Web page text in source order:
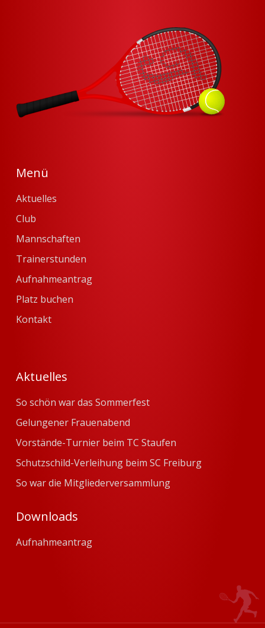
Menü
Aktuelles
Club
Mannschaften
Trainerstunden
Aufnahmeantrag
Platz buchen
Kontakt
Aktuelles
So schön war das Sommerfest
Gelungener Frauenabend
Vorstände-Turnier beim TC Staufen
Schutzschild-Verleihung beim SC Freiburg
So war die Mitgliederversammlung
Downloads
Aufnahmeantrag